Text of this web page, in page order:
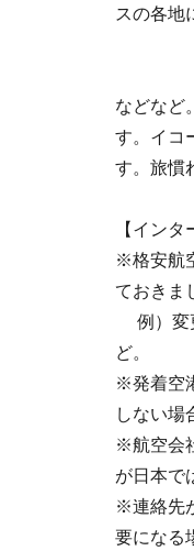
スの各地
などなど
す。イコ
す。旅慣
【イン
※格安航
ておきま
例）変
ど。
※発着空
しない場
※航空会
が日本で
※連絡先
要になる